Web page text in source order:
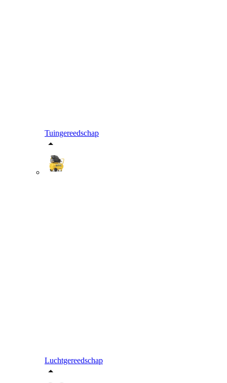
Tuingereedschap
Luchtgereedschap